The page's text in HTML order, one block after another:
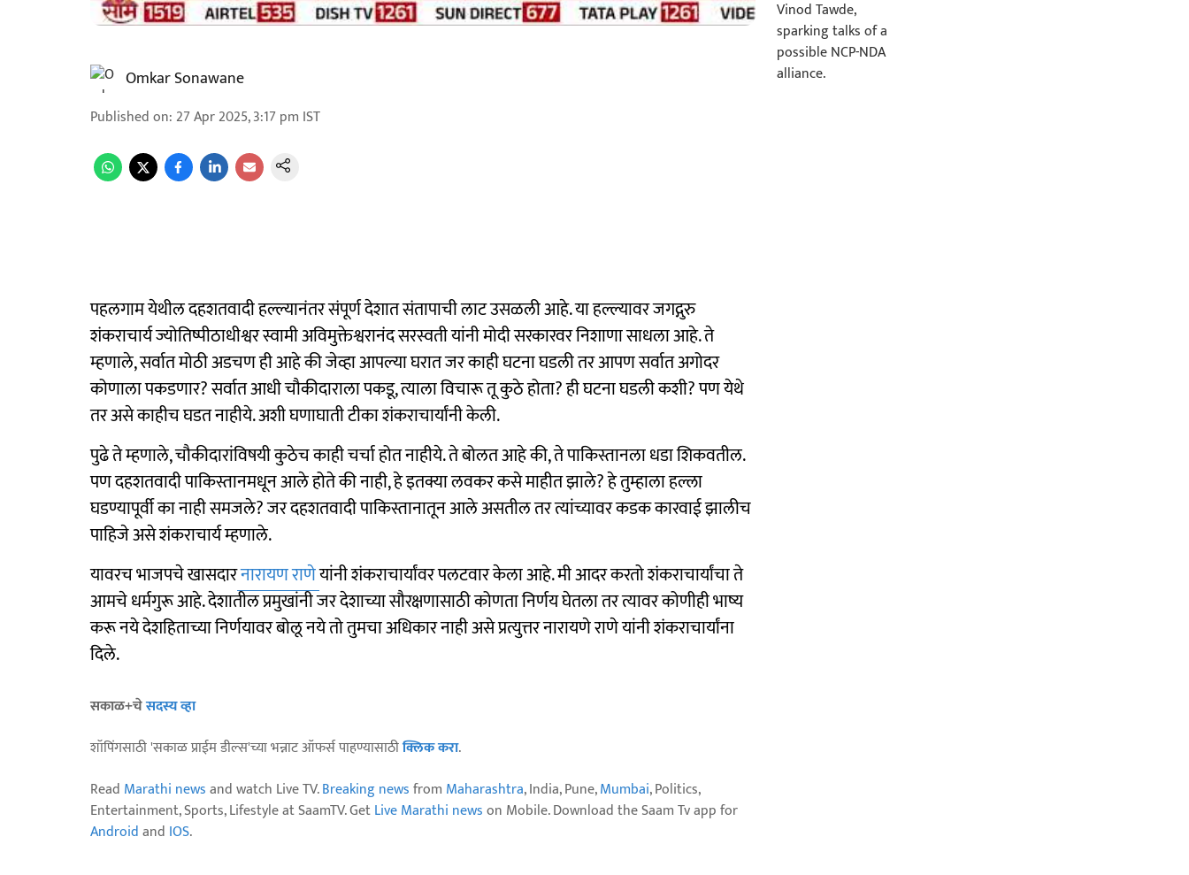
Omkar Sonawane
Published on: 27 Apr 2025, 3:17 pm IST
पहलगाम येथील दहशतवादी हल्ल्यानंतर संपूर्ण देशात संतापाची लाट उसळली आहे. या हल्ल्यावर जगद्गुरु
शंकराचार्य ज्योतिष्पीठाधीश्वर स्वामी अविमुक्तेश्वरानंद सरस्वती यांनी मोदी सरकारवर निशाणा साधला आहे. ते
म्हणाले, सर्वात मोठी अडचण ही आहे की जेव्हा आपल्या घरात जर काही घटना घडली तर आपण सर्वात अगोदर
कोणाला पकडणार? सर्वात आधी चौकीदाराला पकडू, त्याला विचारू तू कुठे होता? ही घटना घडली कशी? पण येथे
तर असे काहीच घडत नाहीये. अशी घणाघाती टीका शंकराचार्यांनी केली.
पुढे ते म्हणाले, चौकीदारांविषयी कुठेच काही चर्चा होत नाहीये. ते बोलत आहे की, ते पाकिस्तानला धडा शिकवतील.
पण दहशतवादी पाकिस्तानमधून आले होते की नाही, हे इतक्या लवकर कसे माहीत झाले? हे तुम्हाला हल्ला
घडण्यापूर्वी का नाही समजले? जर दहशतवादी पाकिस्तानातून आले असतील तर त्यांच्यावर कडक कारवाई झालीच
पाहिजे असे शंकराचार्य म्हणाले.
यावरच भाजपचे खासदारनारायण राणेयांनी शंकराचार्यांवर पलटवार केला आहे. मी आदर करतो शंकराचार्यांचा ते
आमचे धर्मगुरू आहे. देशातील प्रमुखांनी जर देशाच्या सौरक्षणासाठी कोणता निर्णय घेतला तर त्यावर कोणीही भाष्य
करू नये देशहिताच्या निर्णयावर बोलू नये तो तुमचा अधिकार नाही असे प्रत्युत्तर नारायणे राणे यांनी शंकराचार्यांना
दिले.
सकाळ+चेसदस्य व्हा
शॉपिंगसाठी 'सकाळ प्राईम डील्स'च्या भन्नाट ऑफर्स पाहण्यासाठीक्लिक करा.
Read Marathi newsand watch Live TV.Breaking newsfrom Maharashtra, India, Pune,Mumbai, Politics,
Entertainment, Sports, Lifestyle at SaamTV. GetLive Marathi newson Mobile. Download the Saam Tv app for
Androidand IOS.